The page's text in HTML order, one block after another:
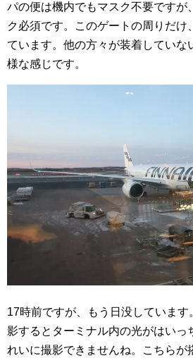
パの便は機内でもマスク不要ですが
ク必須です。このゲートの周りだけ
ています。他の方々が装着していな
様な感じです。
17時前ですが、もう日没していま
影するとターミナル内の光がはいっ
れいに撮影できませんね。こちらが